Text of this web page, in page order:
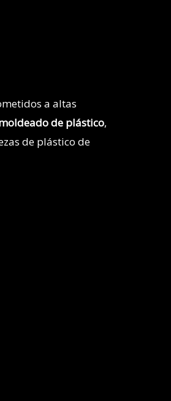
a altas
de plástico,
de plástico de